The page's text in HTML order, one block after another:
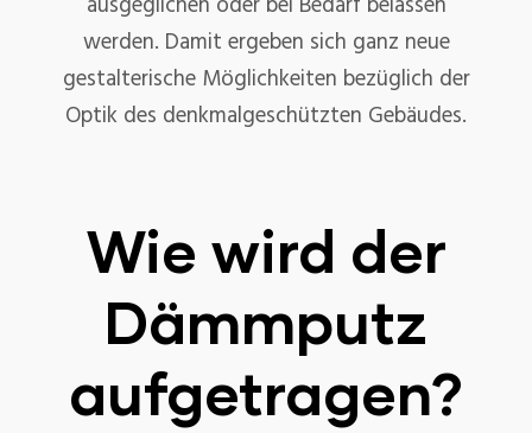
werden. Damit ergeben sich ganz neue
gestalterische Möglichkeiten bezüglich der
Optik des denkmalgeschützten Gebäudes.
Wie wird der
Dämmputz
aufgetragen?